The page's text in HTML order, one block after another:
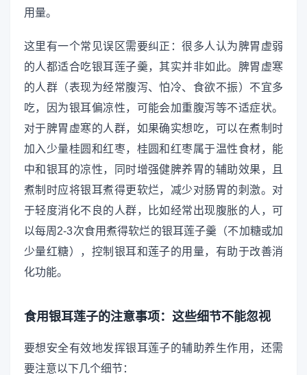
用量。
这里有一个常见误区需要纠正：很多人认为脾胃虚弱
的人都适合吃银耳莲子羹，其实并非如此。脾胃虚寒
的人群（表现为经常腹泻、怕冷、食欲不振）不宜多
吃，因为银耳偏凉性，可能会加重腹泻等不适症状。
对于脾胃虚寒的人群，如果确实想吃，可以在煮制时
加入少量桂圆和红枣，桂圆和红枣属于温性食材，能
中和银耳的凉性，同时增强健脾养胃的辅助效果，且
煮制时应将银耳煮得更软烂，减少对肠胃的刺激。对
于轻度消化不良的人群，比如经常出现腹胀的人，可
以每周2-3次食用煮得软烂的银耳莲子羹（不加糖或加
少量红糖），控制银耳和莲子的用量，有助于改善消
化功能。
食用银耳莲子的注意事项：这些细节不能忽视
要想安全有效地发挥银耳莲子的辅助养生作用，还需
要注意以下几个细节：